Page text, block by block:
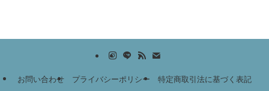
お問い合わせ プライバシーポリシー 特定商取引法に基づく表記